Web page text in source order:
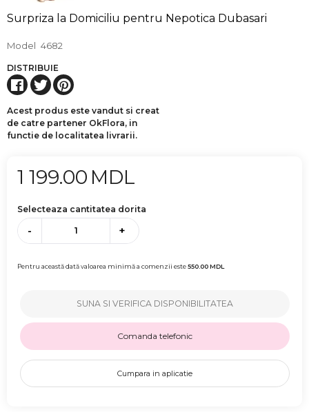
Surpriza la Domiciliu pentru Nepotica Dubasari
Model 4682
DISTRIBUIE
Acest produs este vandut si creat
de catre partener OkFlora, in
functie de localitatea livrarii.
1 199.00 MDL
Selecteaza cantitatea dorita
- +
Pentru această dată valoarea minimă a comenzii este550.00MDL
SUNA SI VERIFICA DISPONIBILITATEA
Comanda telefonic
Cumpara in aplicatie